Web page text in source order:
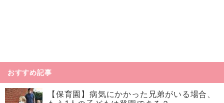
おすすめ記事
【保育園】病気にかかった兄弟がいる場合、